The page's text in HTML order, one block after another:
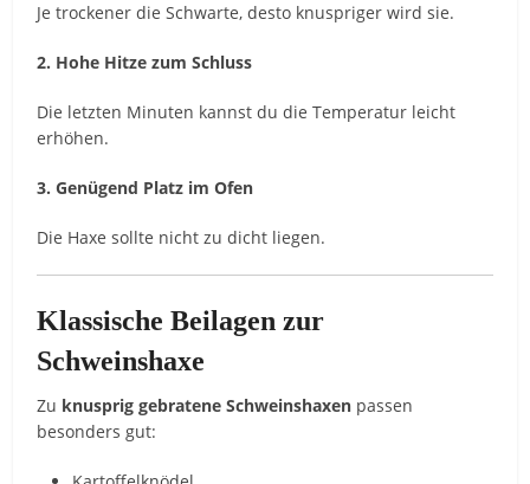
Je trockener die Schwarte, desto knuspriger wird sie.
2. Hohe Hitze zum Schluss
Die letzten Minuten kannst du die Temperatur leicht
erhöhen.
3. Genügend Platz im Ofen
Die Haxe sollte nicht zu dicht liegen.
Klassische Beilagen zur
Schweinshaxe
Zu knusprig gebratene Schweinshaxen passen
besonders gut: